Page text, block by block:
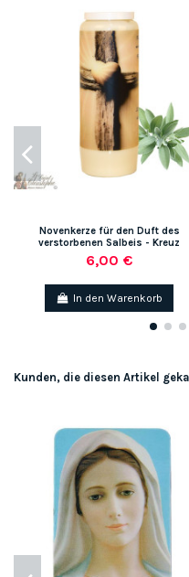
Novenkerze für den Duft des
verstorbenen Salbeis - Kreuz
6,00 €
In den Warenkorb
Kunden, die diesen Artikel